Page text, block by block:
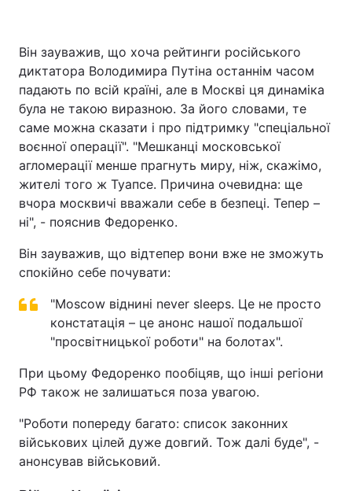
Він зауважив, що хоча рейтинги російського
диктатора Володимира Путіна останнім часом
падають по всій країні, але в Москві ця динаміка
була не такою виразною. За його словами, те
саме можна сказати і про підтримку "спеціальної
воєнної операції". "Мешканці московської
агломерації менше прагнуть миру, ніж, скажімо,
жителі того ж Туапсе. Причина очевидна: ще
вчора москвичі вважали себе в безпеці. Тепер –
ні", - пояснив Федоренко.
Він зауважив, що відтепер вони вже не зможуть
спокійно себе почувати:
"Moscow віднині never sleeps. Це не просто
констатація – це анонс нашої подальшої
"просвітницької роботи" на болотах".
При цьому Федоренко пообіцяв, що інші регіони
РФ також не залишаться поза увагою.
"Роботи попереду багато: список законних
військових цілей дуже довгий. Тож далі буде", -
анонсував військовий.